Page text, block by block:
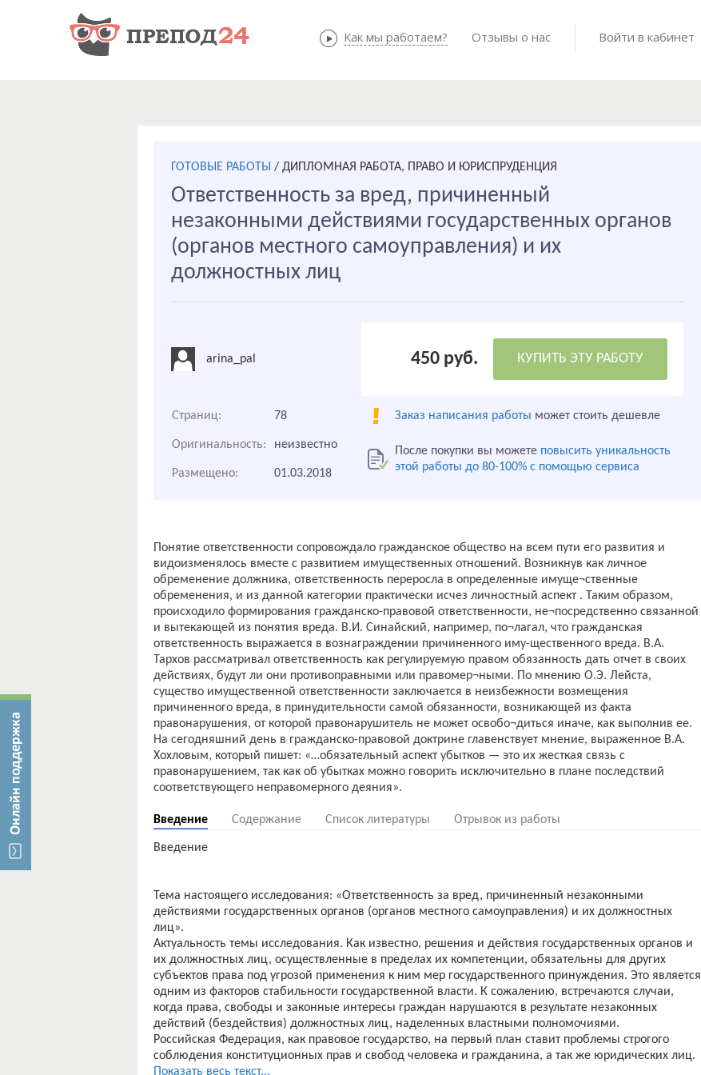
Как мы работаем? Готовые работы
Как мы работаем? Отзывы о нас Войти в кабинет
ГОТОВЫЕ РАБОТЫ / ДИПЛОМНАЯ РАБОТА, ПРАВО И ЮРИСПРУДЕНЦИЯ
Ответственность за вред, причиненный
незаконными действиями государственных органов
(органов местного самоуправления) и их
должностных лиц
arina_pal 450 руб. КУПИТЬ ЭТУ РАБОТУ
Страниц: 78 Заказ написания работы может стоить дешевле
Оригинальность: неизвестно После покупки вы можете повысить уникальность
этой работы до 80-100% с помощью сервиса
Размещено: 01.03.2018
Понятие ответственности сопровождало гражданское общество на всем пути его развития и
видоизменялось вместе с развитием имущественных отношений. Возникнув как личное
обременение должника, ответственность переросла в определенные имуще¬ственные
обременения, и из данной категории практически исчез личностный аспект . Таким образом,
происходило формирования гражданско-правовой ответственности, не¬посредственно связанной
и вытекающей из понятия вреда. В.И. Синайский, например, по¬лагал, что гражданская
ответственность выражается в вознаграждении причиненного иму-щественного вреда. В.А.
Тархов рассматривал ответственность как регулируемую правом обязанность дать отчет в своих
действиях, будут ли они противоправными или правомер¬ными. По мнению О.Э. Лейста,
существо имущественной ответственности заключается в неизбежности возмещения
причиненного вреда, в принудительности самой обязанности, возникающей из факта
правонарушения, от которой правонарушитель не может освобо¬диться иначе, как выполнив ее.
На сегодняшний день в гражданско-правовой доктрине главенствует мнение, выраженное В.А.
Хохловым, который пишет: «…обязательный аспект убытков — это их жесткая связь с
правонарушением, так как об убытках можно говорить исключительно в плане последствий
Введение Содержание Список литературы Отрывок из работы
Введение
Тема настоящего исследования: «Ответственность за вред, причиненный незаконными
действиями государственных органов (органов местного самоуправления) и их должностных
лиц».
Актуальность темы исследования. Как известно, решения и действия государственных органов и
их должностных лиц, осуществленные в пределах их компетенции, обязательны для других
субъектов права под угрозой применения к ним мер государственного принуждения. Это является
одним из факторов стабильности государственной власти. К сожалению, встречаются случаи,
когда права, свободы и законные интересы граждан нарушаются в результате незаконных
действий (бездействия) должностных лиц, наделенных властными полномочиями.
Российская Федерация, как правовое государство, на первый план ставит проблемы строгого
соблюдения конституционных прав и свобод человека и гражданина, а так же юридических лиц.
В этой связи актуальное значение приобретают вопросы реализации гражданско-правового
Показать весь текст...